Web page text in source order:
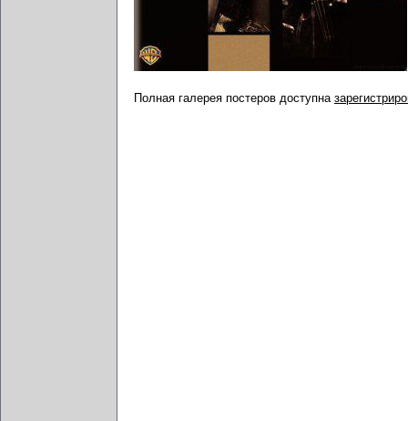
Полная галерея постеров доступна